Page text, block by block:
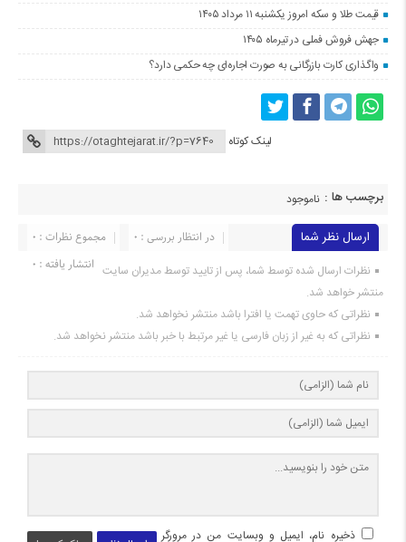
قیمت طلا و سکه امروز یکشنبه ۱۱ مرداد ۱۴۰۵
جهش فروش فملی در تیرماه ۱۴۰۵
واگذاری کارت بازرگانی به صورت اجاره‌ای چه حکمی دارد؟
لینک کوتاه
برچسب ها : ناموجود
ارسال نظر شما مجموع نظرات : 0
در انتظار بررسی : 0
انتشار یافته : 0 نظرات ارسال شده توسط شما، پس از تایید توسط مدیران سایت
منتشر خواهد شد.
نظراتی که حاوی تهمت یا افترا باشد منتشر نخواهد شد.
نظراتی که به غیر از زبان فارسی یا غیر مرتبط با خبر باشد منتشر نخواهد شد.
ذخیره نام، ایمیل و وبسایت من در مرورگر